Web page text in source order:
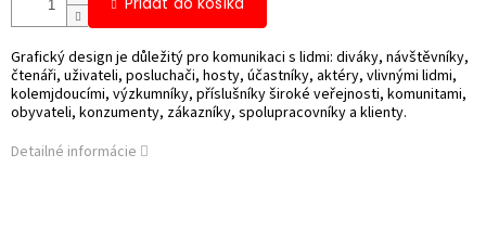
Grafický design je důležitý pro komunikaci s lidmi: diváky, návštěvníky,
čtenáři, uživateli, posluchači, hosty, účastníky, aktéry, vlivnými lidmi,
kolemjdoucími, výzkumníky, příslušníky široké veřejnosti, komunitami,
obyvateli, konzumenty, zákazníky, spolupracovníky a klienty.
Detailné informácie